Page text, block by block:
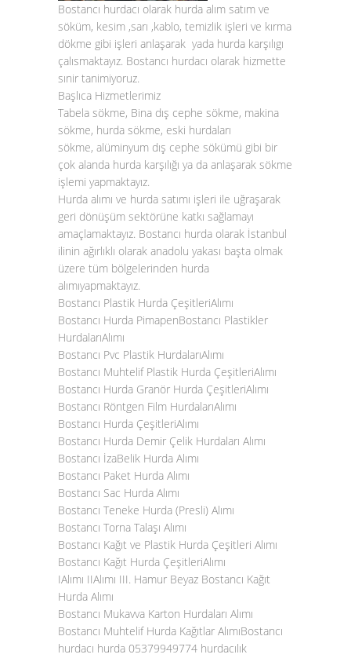
Bostancı hurdacı olarak hurda alım satım ve
söküm, kesim ,sarı ,kablo, temizlik işleri ve kırma
dökme gibi işleri anlaşarak yada hurda karşılıgı
çalısmaktayız. Bostancı hurdacı olarak hizmette
sınir tanimiyoruz.
Başlıca Hizmetlerimiz
Tabela sökme, Bina dış cephe sökme, makina
sökme, hurda sökme, eski hurdaları
sökme, alüminyum dış cephe sökümü gibi bir
çok alanda hurda karşılığı ya da anlaşarak sökme
işlemi yapmaktayız.
Hurda alımı ve hurda satımı işleri ile uğraşarak
geri dönüşüm sektörüne katkı sağlamayı
amaçlamaktayız. Bostancı hurda olarak İstanbul
ilinin ağırlıklı olarak anadolu yakası başta olmak
üzere tüm bölgelerinden hurda
alımıyapmaktayız.
Bostancı Plastik Hurda ÇeşitleriAlımı
Bostancı Hurda PimapenBostancı Plastikler
HurdalarıAlımı
Bostancı Pvc Plastik HurdalarıAlımı
Bostancı Muhtelif Plastik Hurda ÇeşitleriAlımı
Bostancı Hurda Granör Hurda ÇeşitleriAlımı
Bostancı Röntgen Film HurdalarıAlımı
Bostancı Hurda ÇeşitleriAlımı
Bostancı Hurda Demir Çelik Hurdaları Alımı
Bostancı İzaBelik Hurda Alımı
Bostancı Paket Hurda Alımı
Bostancı Sac Hurda Alımı
Bostancı Teneke Hurda (Presli) Alımı
Bostancı Torna Talaşı Alımı
Bostancı Kağıt ve Plastik Hurda Çeşitleri Alımı
Bostancı Kağıt Hurda ÇeşitleriAlımı
IAlımı IIAlımı III. Hamur Beyaz Bostancı Kağıt
Hurda Alımı
Bostancı Mukavva Karton Hurdaları Alımı
Bostancı Muhtelif Hurda Kağıtlar AlımıBostancı
hurdacı hurda 05379949774 hurdacılık